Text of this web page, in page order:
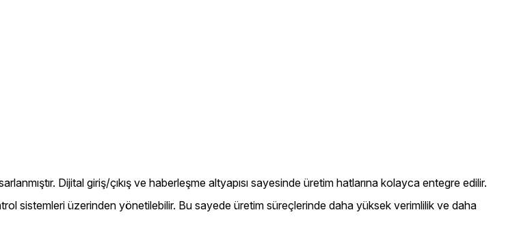
Dijital giriş/çıkış ve haberleşme altyapısı sayesinde üretim hatlarına kolayca entegre edilir.
sistemleri üzerinden yönetilebilir. Bu sayede üretim süreçlerinde daha yüksek verimlilik ve daha